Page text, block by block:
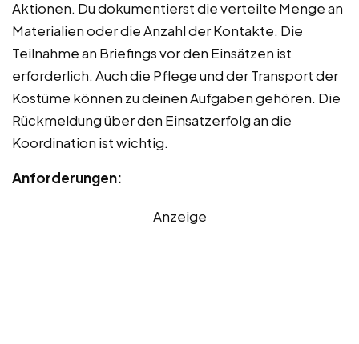
Aktionen. Du dokumentierst die verteilte Menge an
Materialien oder die Anzahl der Kontakte. Die
Teilnahme an Briefings vor den Einsätzen ist
erforderlich. Auch die Pflege und der Transport der
Kostüme können zu deinen Aufgaben gehören. Die
Rückmeldung über den Einsatzerfolg an die
Koordination ist wichtig.
Anforderungen:
Anzeige